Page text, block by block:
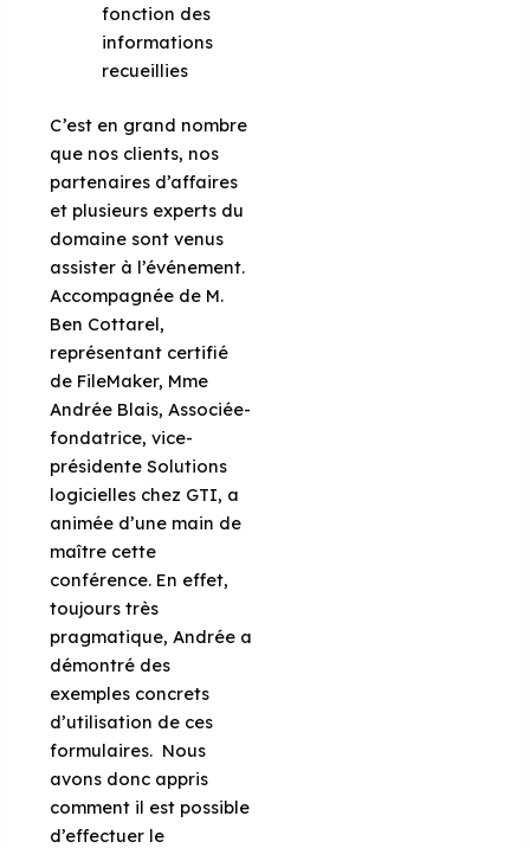
fonction des
informations
recueillies
C’est en grand nombre
que nos clients, nos
partenaires d’affaires
et plusieurs experts du
domaine sont venus
assister à l’événement.
Accompagnée de M.
Ben Cottarel,
représentant certifié
de FileMaker, Mme
Andrée Blais, Associée-
fondatrice, vice-
présidente Solutions
logicielles chez GTI, a
animée d’une main de
maître cette
conférence. En effet,
toujours très
pragmatique, Andrée a
démontré des
exemples concrets
d’utilisation de ces
formulaires. Nous
avons donc appris
comment il est possible
d’effectuer le